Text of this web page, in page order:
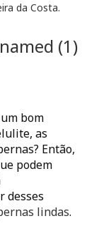
da Costa.
bom
as
Então,
podem
desses
lindas.